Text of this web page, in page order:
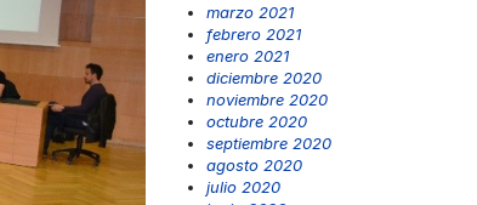
marzo 2021
febrero 2021
enero 2021
diciembre 2020
noviembre 2020
octubre 2020
septiembre 2020
agosto 2020
julio 2020